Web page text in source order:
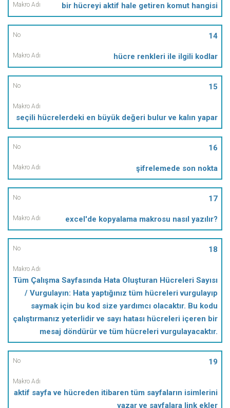
bir hücreyi aktif hale getiren komut hangisi
14
hücre renkleri ile ilgili kodlar
15
seçili hücrelerdeki en büyük değeri bulur ve kalın yapar
16
şifrelemede son nokta
17
excel'de kopyalama makrosu nasıl yazılır?
18
Tüm Çalışma Sayfasında Hata Oluşturan Hücreleri Sayısı
/ Vurgulayın: Hata yaptığınız tüm hücreleri vurgulayıp
saymak için bu kod size yardımcı olacaktır. Bu kodu
çalıştırmanız yeterlidir ve sayı hatası hücreleri içeren bir
mesaj döndürür ve tüm hücreleri vurgulayacaktır.
19
aktif sayfa ve hücreden itibaren tüm sayfaların isimlerini
yazar ve sayfalara link ekler